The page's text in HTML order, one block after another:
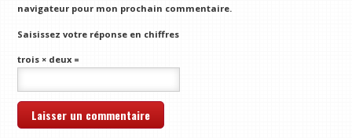
navigateur pour mon prochain commentaire.
Saisissez votre réponse en chiffres
trois × deux =